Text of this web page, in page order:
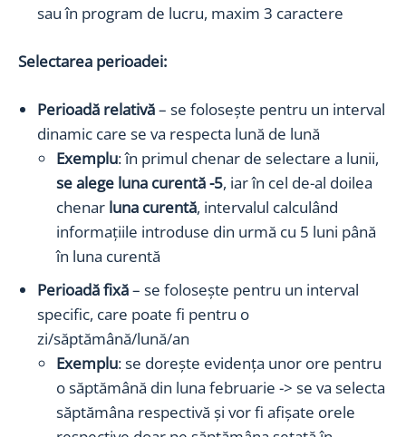
sau în program de lucru, maxim 3 caractere
Selectarea perioadei:
Perioadă relativă– se folosește pentru un interval
dinamic care se va respecta lună de lună
Exemplu: în primul chenar de selectare a lunii,
se alege luna curentă -5, iar în cel de-al doilea
chenar luna curentă, intervalul calculând
informațiile introduse din urmă cu 5 luni până
în luna curentă
Perioadă fixă– se folosește pentru un interval
specific, care poate fi pentru o
zi/săptămână/lună/an
Exemplu: se dorește evidența unor ore pentru
o săptămână din luna februarie -> se va selecta
săptămâna respectivă și vor fi afișate orele